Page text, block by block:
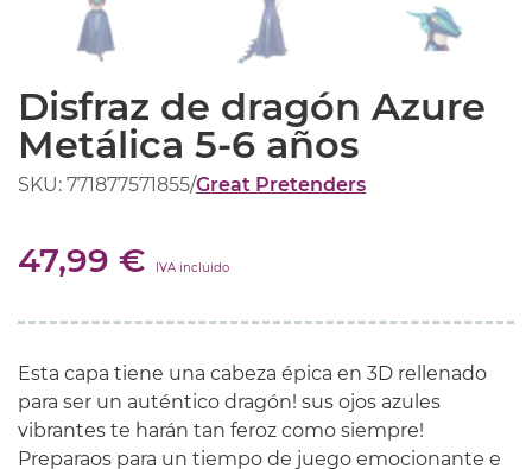
Disfraz de dragón Azure
Metálica 5-6 años
SKU: 771877571855/Great Pretenders
47,99 € IVA incluido
Esta capa tiene una cabeza épica en 3D rellenado
para ser un auténtico dragón! sus ojos azules
vibrantes te harán tan feroz como siempre!
Preparaos para un tiempo de juego emocionante e